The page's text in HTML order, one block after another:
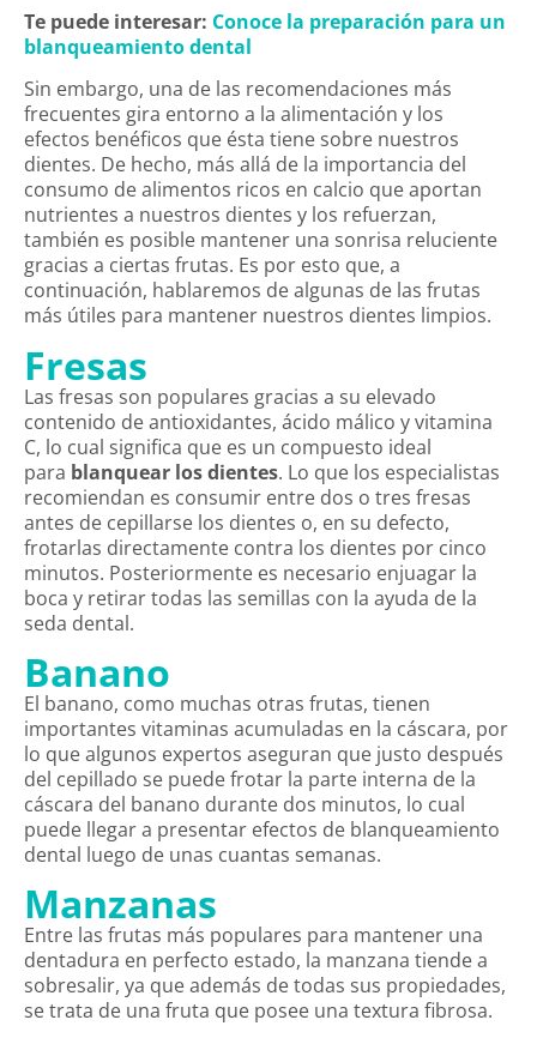
Te puede interesar: Conoce la preparación para un
blanqueamiento dental
Sin embargo, una de las recomendaciones más
frecuentes gira entorno a la alimentación y los
efectos benéficos que ésta tiene sobre nuestros
dientes. De hecho, más allá de la importancia del
consumo de alimentos ricos en calcio que aportan
nutrientes a nuestros dientes y los refuerzan,
también es posible mantener una sonrisa reluciente
gracias a ciertas frutas. Es por esto que, a
continuación, hablaremos de algunas de las frutas
más útiles para mantener nuestros dientes limpios.
Fresas
Las fresas son populares gracias a su elevado
contenido de antioxidantes, ácido málico y vitamina
C, lo cual significa que es un compuesto ideal
para blanquear los dientes. Lo que los especialistas
recomiendan es consumir entre dos o tres fresas
antes de cepillarse los dientes o, en su defecto,
frotarlas directamente contra los dientes por cinco
minutos. Posteriormente es necesario enjuagar la
boca y retirar todas las semillas con la ayuda de la
seda dental.
Banano
El banano, como muchas otras frutas, tienen
importantes vitaminas acumuladas en la cáscara, por
lo que algunos expertos aseguran que justo después
del cepillado se puede frotar la parte interna de la
cáscara del banano durante dos minutos, lo cual
puede llegar a presentar efectos de blanqueamiento
dental luego de unas cuantas semanas.
Manzanas
Entre las frutas más populares para mantener una
dentadura en perfecto estado, la manzana tiende a
sobresalir, ya que además de todas sus propiedades,
se trata de una fruta que posee una textura fibrosa.